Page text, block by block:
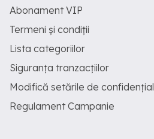
Abonament VIP
Termeni și condiții
Lista categoriilor
Siguranța tranzacțiilor
Modifică setările de
Regulament Campanie